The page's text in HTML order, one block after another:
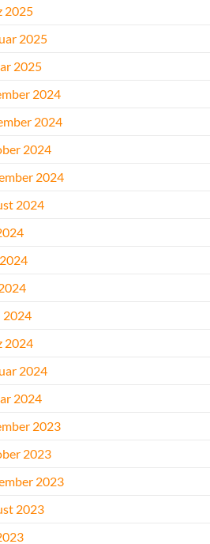
2025
2025
2025
2024
2024
2024
2024
2024
2024
2024
2024
2024
2023
2023
2023
2023